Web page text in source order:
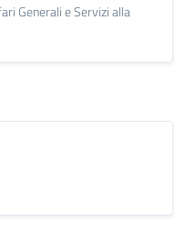
Generali e Servizi alla